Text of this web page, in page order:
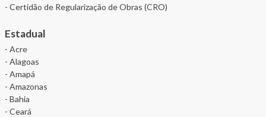
- Certidão de Regularização de Obras (CRO)
Estadual
- Acre
- Alagoas
- Amapá
- Amazonas
- Bahia
- Ceará